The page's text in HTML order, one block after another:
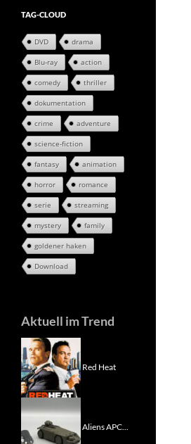
TAG-CLOUD
DVD drama
Blu-ray action
comedy thriller
dokumentation
crime adventure
science-fiction
fantasy animation
horror romance
serie streaming
mystery family
goldener haken
Download
Aktuell im Trend
Red Heat
Aliens APC...